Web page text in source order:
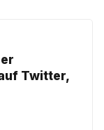
Twitter,